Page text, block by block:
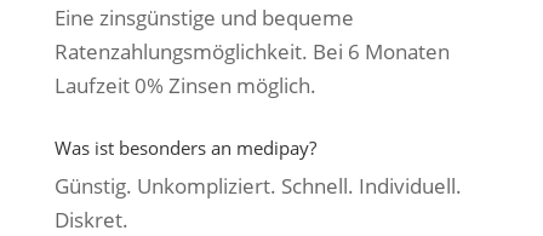
Eine zinsgünstige und bequeme
Ratenzahlungsmöglichkeit. Bei 6 Monaten
Laufzeit 0% Zinsen möglich.
Was ist besonders an medipay?
Günstig. Unkompliziert. Schnell. Individuell.
Diskret.